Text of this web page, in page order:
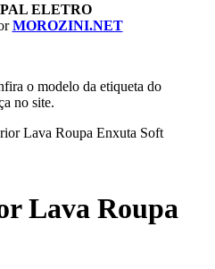
ELETRO
MOROZINI.NET
o modelo da etiqueta do
no site.
Lava Roupa Enxuta Soft
Lava Roupa